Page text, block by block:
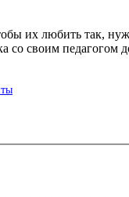
их любить так,
со своим